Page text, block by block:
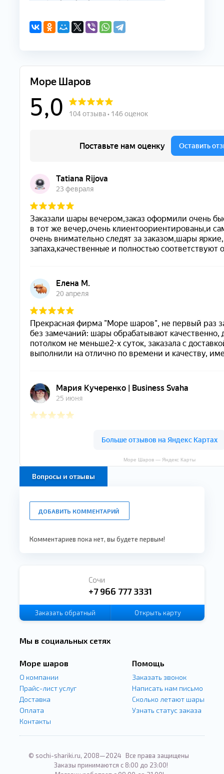
Море Шаров — Яндекс Карты
Вопросы и отзывы
ДОБАВИТЬ КОММЕНТАРИЙ
Комментариев пока нет, вы будете первым!
Сочи
+7 966 777 3331
Заказать обратный
Открыть карту
Мы в социальных сетях
Море шаров
О компании
Прайс-лист услуг
Доставка
Оплата
Контакты
Помощь
Заказать звонок
Написать нам письмо
Сколько летают шары
Узнать статус заказа
© sochi-shariki.ru, 2008—2024 Все права защищены
Заказы принимаются с 8:00 до 23:00!